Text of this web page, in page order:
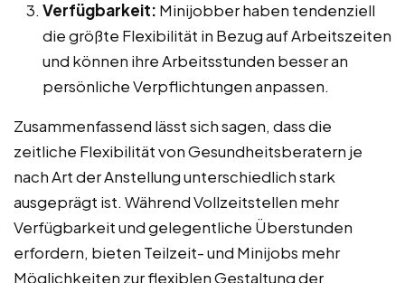
Verfügbarkeit: Minijobber haben tendenziell
die größte Flexibilität in Bezug auf Arbeitszeiten
und können ihre Arbeitsstunden besser an
persönliche Verpflichtungen anpassen.
Zusammenfassend lässt sich sagen, dass die
zeitliche Flexibilität von Gesundheitsberatern je
nach Art der Anstellung unterschiedlich stark
ausgeprägt ist. Während Vollzeitstellen mehr
Verfügbarkeit und gelegentliche Überstunden
erfordern, bieten Teilzeit- und Minijobs mehr
Möglichkeiten zur flexiblen Gestaltung der